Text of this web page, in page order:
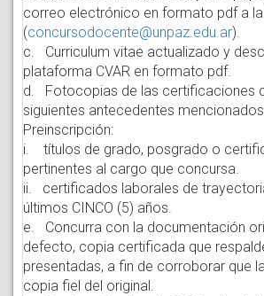
correo electrónico en formato pdf a la
(concursodocente@unpaz.edu.ar).
c. Curriculum vitae actualizado y
plataforma CVAR en formato pdf.
d. Fotocopias de las certificaciones
siguientes antecedentes
Preinscripción:
i. títulos de grado, posgrado o
pertinentes al cargo que concursa.
ii. certificados laborales de
últimos CINCO (5) años.
e. Concurra con la documentación
defecto, copia certificada que
presentadas, a fin de corroborar que
copia fiel del original.